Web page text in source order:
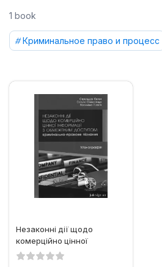
1 book
Криминальное право и процесс
Незаконні дії щодо
комерційно цінної
інформації з обмеженим